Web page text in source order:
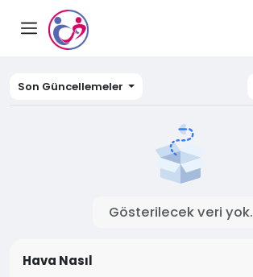
Son Güncellemeler
Gösterilecek veri yok.
Hava Nasıl